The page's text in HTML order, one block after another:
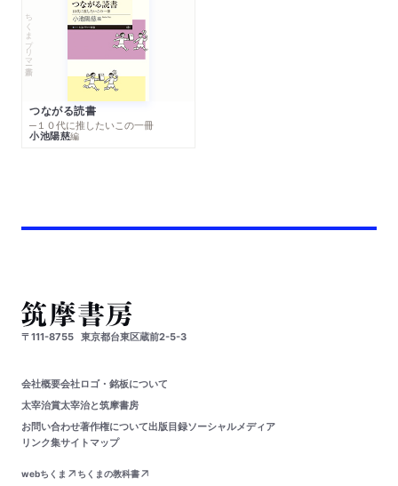
ちくまプリマー新書
つながる読書
─１０代に推したいこの一冊
小池陽慈編
〒111-8755 東京都台東区蔵前2-5-3
会社概要会社ロゴ・銘板について
太宰治賞太宰治と筑摩書房
お問い合わせ著作権について出版目録ソーシャルメディア
リンク集サイトマップ
webちくま ちくまの教科書